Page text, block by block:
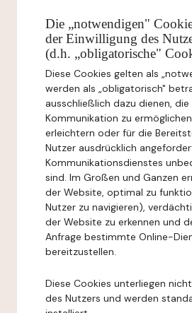
Die „notwendigen"
der Einwilligung des
(d.h. „obligatorische"
Diese Cookies gelten als
werden als „obligatorisch"
ausschließlich dazu dienen,
Kommunikation zu
erleichtern oder für die
Nutzer ausdrücklich
Kommunikationsdienstes
sind. Im Großen und Ganzen
der Website, optimal zu
Nutzer zu navigieren),
der Website zu erkennen und
Anfrage bestimmte Online-
bereitzustellen.
Diese Cookies unterliegen
des Nutzers und werden